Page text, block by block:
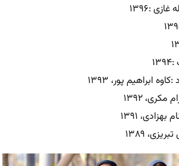
:۱۳۹۶
ابراهیم پور، ۱۳۹۳
۱۳۹۲
۱۳۹۱
۱۳۸۹